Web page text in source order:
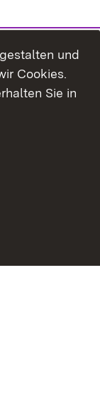
und
Cookies.
Sie in